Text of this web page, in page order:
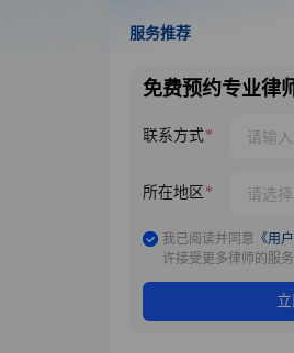
服务推荐
免费预约专业律
联系方式
所在地区
我已阅读并同意 《用
许接受更多律师的服务